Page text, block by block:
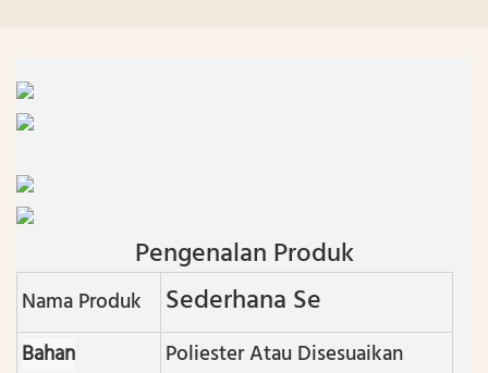
Pengenalan Produk
Nama Produk Sederhana Se
Bahan
Poliester Atau Disesuaikan